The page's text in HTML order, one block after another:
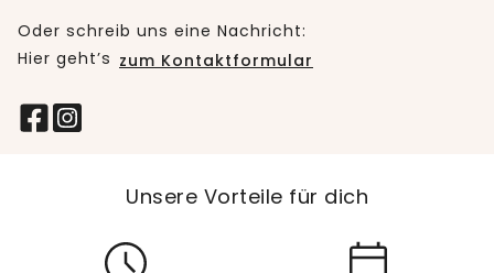
Oder schreib uns eine Nachricht:
Hier geht’s zum Kontaktformular
Unsere Vorteile für dich